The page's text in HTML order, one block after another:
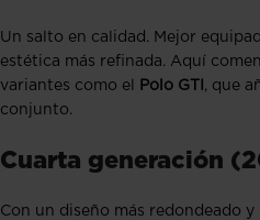
Un salto en calidad. Mejor
estética más refinada. Aquí
variantes como el
Polo GTI , que
conjunto.
Cuarta generación
Con un diseño más redondeado